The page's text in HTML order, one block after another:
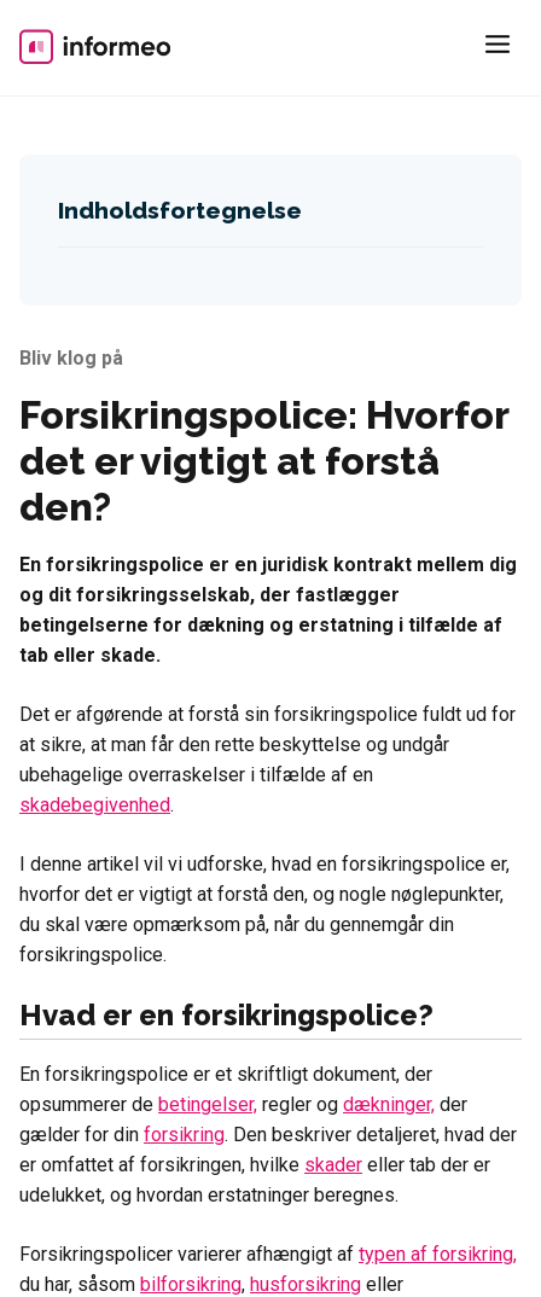
content
Bliv klog på
Forsikringspolice: Hvorfor
det er vigtigt at forstå
den?
En forsikringspolice er en juridisk kontrakt mellem dig
og dit forsikringsselskab, der fastlægger
betingelserne for dækning og erstatning i tilfælde af
tab eller skade.
Det er afgørende at forstå sin forsikringspolice fuldt ud for
at sikre, at man får den rette beskyttelse og undgår
ubehagelige overraskelser i tilfælde af en
skadebegivenhed.
I denne artikel vil vi udforske, hvad en forsikringspolice er,
hvorfor det er vigtigt at forstå den, og nogle nøglepunkter,
du skal være opmærksom på, når du gennemgår din
forsikringspolice.
Hvad er en forsikringspolice?
En forsikringspolice er et skriftligt dokument, der
opsummerer de betingelser, regler og dækninger, der
gælder for din forsikring. Den beskriver detaljeret, hvad der
er omfattet af forsikringen, hvilke skader eller tab der er
udelukket, og hvordan erstatninger beregnes.
Forsikringspolicer varierer afhængigt af typen af forsikring,
du har, såsom bilforsikring, husforsikring eller
Indholdsfortegnelse